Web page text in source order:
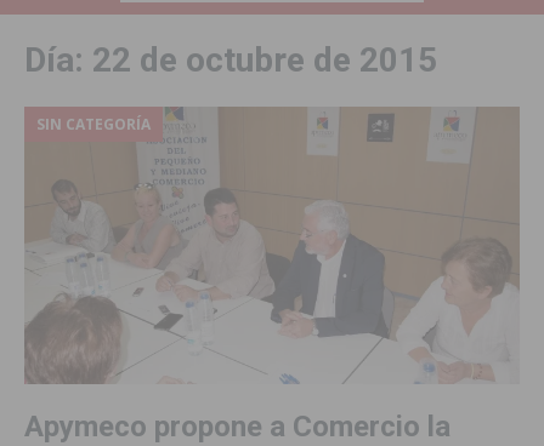
Día: 22 de octubre de 2015
SIN CATEGORÍA
Apymeco propone a Comercio la